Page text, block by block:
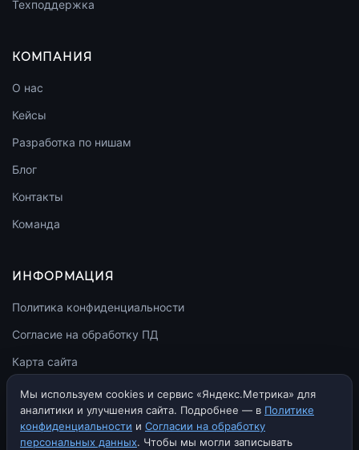
Техподдержка
КОМПАНИЯ
О нас
Кейсы
Разработка по нишам
Блог
Контакты
Команда
ИНФОРМАЦИЯ
Политика конфиденциальности
Согласие на обработку ПД
Карта сайта
llms.txt
Мы используем cookies и сервис «Яндекс.Метрика» для
аналитики и улучшения сайта. Подробнее — в Политике
конфиденциальности и Согласии на обработку
персональных данных. Чтобы мы могли записывать